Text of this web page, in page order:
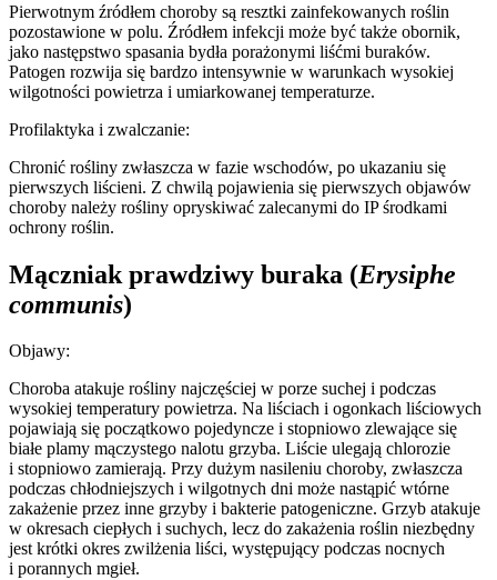
Pierwotnym źródłem choroby są resztki zainfekowanych roślin
pozostawione w polu. Źródłem infekcji może być także obornik,
jako następstwo spasania bydła porażonymi liśćmi buraków.
Patogen rozwija się bardzo intensywnie w warunkach wysokiej
wilgotności powietrza i umiarkowanej temperaturze.
Profilaktyka i zwalczanie:
Chronić rośliny zwłaszcza w fazie wschodów, po ukazaniu się
pierwszych liścieni. Z chwilą pojawienia się pierwszych objawów
choroby należy rośliny opryskiwać zalecanymi do IP środkami
ochrony roślin.
Mączniak prawdziwy buraka (Erysiphe
communis)
Objawy:
Choroba atakuje rośliny najczęściej w porze suchej i podczas
wysokiej temperatury powietrza. Na liściach i ogonkach liściowych
pojawiają się początkowo pojedyncze i stopniowo zlewające się
białe plamy mączystego nalotu grzyba. Liście ulegają chlorozie
i stopniowo zamierają. Przy dużym nasileniu choroby, zwłaszcza
podczas chłodniejszych i wilgotnych dni może nastąpić wtórne
zakażenie przez inne grzyby i bakterie patogeniczne. Grzyb atakuje
w okresach ciepłych i suchych, lecz do zakażenia roślin niezbędny
jest krótki okres zwilżenia liści, występujący podczas nocnych
i porannych mgieł.